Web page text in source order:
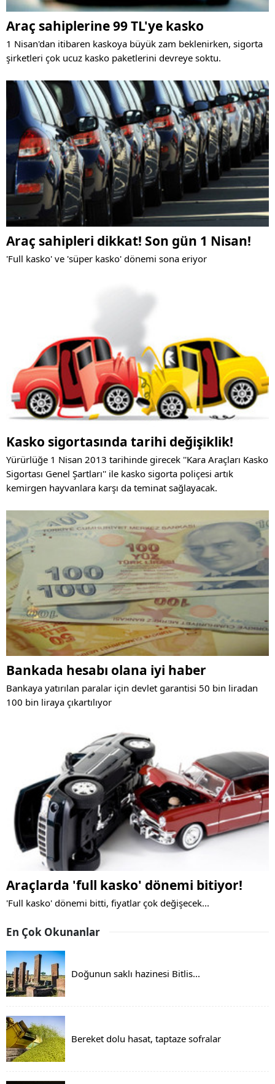
Araç sahiplerine 99 TL'ye kasko
1 Nisan'dan itibaren kaskoya büyük zam beklenirken, sigorta
şirketleri çok ucuz kasko paketlerini devreye soktu.
Araç sahipleri dikkat! Son gün 1 Nisan!
'Full kasko' ve 'süper kasko' dönemi sona eriyor
Kasko sigortasında tarihi değişiklik!
Yürürlüğe 1 Nisan 2013 tarihinde girecek ''Kara Araçları Kasko
Sigortası Genel Şartları'' ile kasko sigorta poliçesi artık
kemirgen hayvanlara karşı da teminat sağlayacak.
Bankada hesabı olana iyi haber
Bankaya yatırılan paralar için devlet garantisi 50 bin liradan
100 bin liraya çıkartılıyor
Araçlarda 'full kasko' dönemi bitiyor!
'Full kasko' dönemi bitti, fiyatlar çok değişecek...
En Çok Okunanlar
Doğunun saklı hazinesi Bitlis...
Bereket dolu hasat, taptaze sofralar